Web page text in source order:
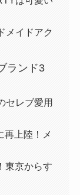
メイドアク
ランド3
セレブ愛用
再上陸！メ
東京からす